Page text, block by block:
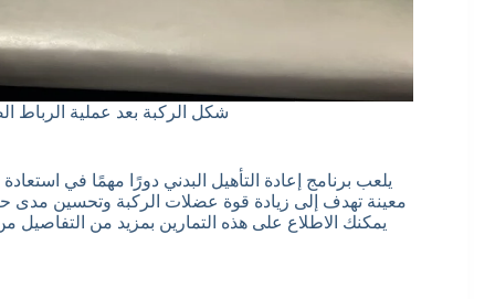
شكل الركبة بعد عملية الرباط
يلعب برنامج إعادة التأهيل البدني دورًا مهمًا في
معينة تهدف إلى زيادة قوة عضلات الركبة وتحسين مدى
يمكنك الاطلاع على هذه التمارين بمزيد من التفاصيل